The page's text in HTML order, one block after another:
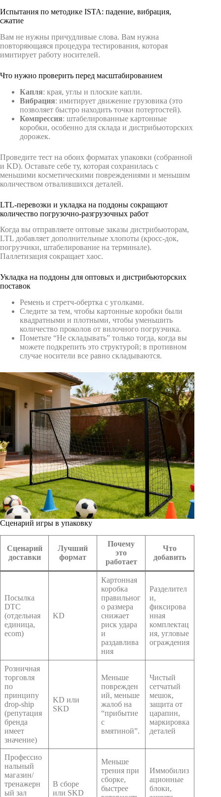
Испытания по методике ISTA: падение, вибрация,
сжатие
Вам не нужны причудливые слова. Вам нужна
повторяющаяся процедура тестирования, которая
имитирует работу носителей.
Что нужно проверить перед масштабированием
Капля: края, углы и плоские капли.
Вибрация: имитирует движение грузовика (это
позволяет быстро находить точки потертостей).
Компрессия: штабелированные картонные
коробки, особенно для склада и дистрибьюторских
дорожек.
Проведите тест на обоих форматах упаковки (собранной
и KD). Оставьте себе ту, которая сохранилась с
меньшими косметическими повреждениями и меньшим
количеством отвалившихся деталей.
LTL-перевозки и укладка на поддоны сокращают
количество погрузочно-разгрузочных работ
Когда вы отправляете оптовые заказы дистрибьюторам,
LTL добавляет дополнительные хлопоты (кросс-док,
погрузчики, штабелирование на терминале).
Паллетизация сокращает хаос.
Укладка на поддоны для оптовых и дистрибьюторских
поставок
Ремень и стретч-обертка с уголками.
Следите за тем, чтобы картонные коробки были
квадратными и плотными, чтобы уменьшить
количество проколов от вилочного погрузчика.
Пометьте “Не складывать” только тогда, когда вы
можете подкрепить это структурой; в противном
случае носители все равно складываются.
Сценарий игры в упаковку
Сценарий
доставки
Лучший
формат
Почему
это
работает
Что
добавить
Посылка
DTC
(отдельная
единица,
ecom)
KD
Картонная
коробка
правильног
о размера
снижает
риск удара
и
раздавлива
ния
Разделител
и,
фиксирова
нная
комплектац
ия, угловые
ограждения
Розничная
торговля
по
принципу
drop-ship
(репутация
бренда
имеет
значение)
KD или
SKD
Меньше
поврежден
ий, меньше
жалоб на
“прибытие
с
вмятиной”.
Чистый
сетчатый
мешок,
защита от
царапин,
маркировка
деталей
Профессио
нальный
магазин/
тренажерн
ый зал
В сборе
или SKD
Меньше
трения при
сборке,
быстрее
Иммобилиз
ационные
блоки,